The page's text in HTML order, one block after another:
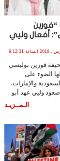
أفعال وليي
الأحد , 31 مـارس , 2019 الساعة 9:12:31
فورين بوليسي
الضوء على
والإمارات،
وليي عهد أبو. .
الـمــزيـد